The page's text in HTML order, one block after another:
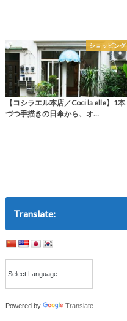
ショッピング
【コシラエル本店／Coci la elle】1本
づつ手描きの日傘から、オ…
Translate:
Powered by Translate